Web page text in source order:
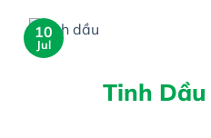
10
Jul
Tinh